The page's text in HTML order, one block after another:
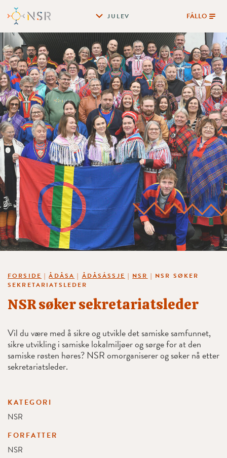
JULEV FÁLLO
FORSIDE |ÅDÅSA | ÅDÅSÁSSJE | NSR | NSR SØKER
SEKRETARIATSLEDER
NSR søker sekretariatsleder
Vil du være med å sikre og utvikle det samiske samfunnet,
sikre utvikling i samiske lokalmiljøer og sørge for at den
samiske røsten høres? NSR omorganiserer og søker nå etter
sekretariatsleder.
KATEGORI
NSR
FORFATTER
NSR